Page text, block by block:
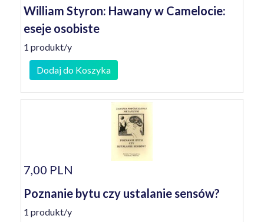
William Styron: Hawany w Camelocie:
eseje osobiste
1 produkt/y
Dodaj do Koszyka
7,00 PLN
Poznanie bytu czy ustalanie sensów?
1 produkt/y